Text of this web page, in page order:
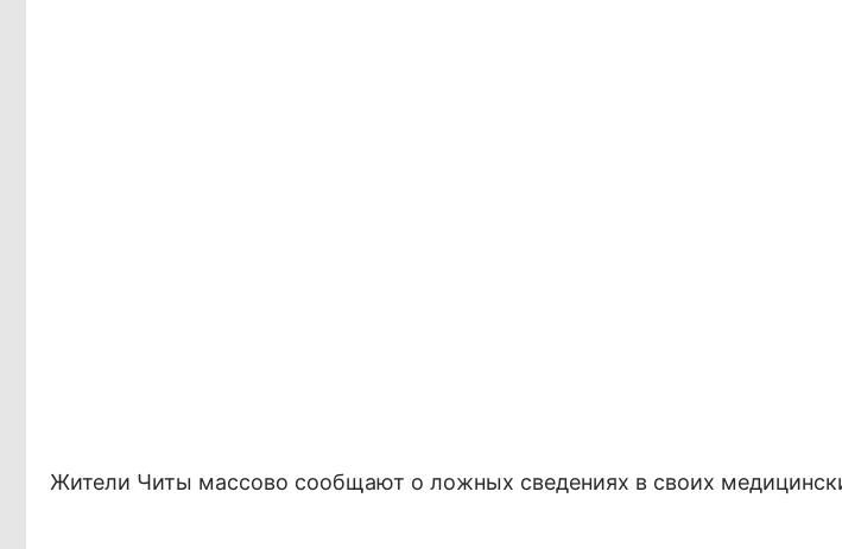
Жители Читы массово сообщают о ложных сведениях в своих